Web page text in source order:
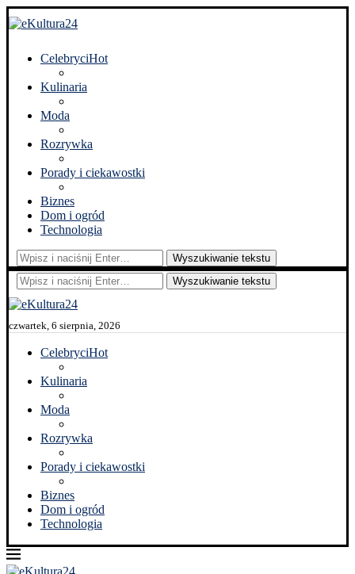
CelebryciHot
Kulinaria
Moda
Rozrywka
Porady i ciekawostki
Biznes
Dom i ogród
Technologia
Wyszukiwanie tekstu
Wyszukiwanie tekstu
czwartek, 6 sierpnia, 2026
CelebryciHot
Kulinaria
Moda
Rozrywka
Porady i ciekawostki
Biznes
Dom i ogród
Technologia